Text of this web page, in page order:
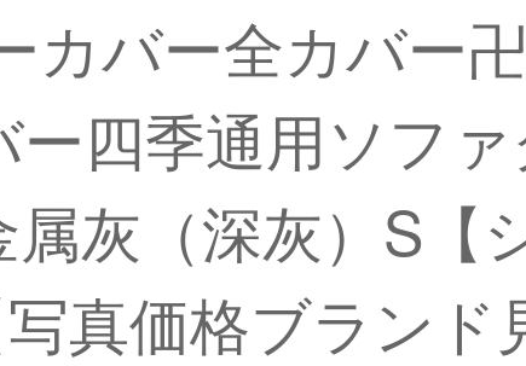
カバー全カバー
四季通用ソフ
灰（深灰）S【
真価格ブランド